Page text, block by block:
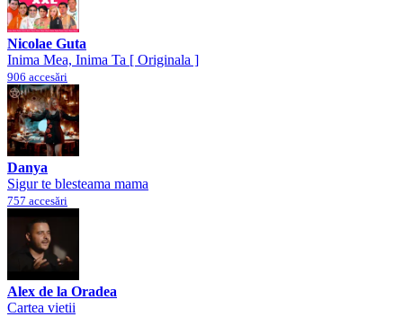
Nicolae Guta
Inima Mea, Inima Ta [ Originala ]
906 accesări
Danya
Sigur te blesteama mama
757 accesări
Alex de la Oradea
Cartea vietii